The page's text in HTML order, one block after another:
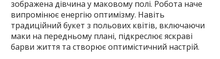
зображена дівчина у маковому полі. Робота наче
випромінює енергію оптимізму. Навіть
традиційний букет з польових квітів, включаючи
маки на передньому плані, підкреслює яскраві
барви життя та створює оптимістичний настрій.